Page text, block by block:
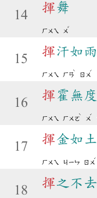
14
揮舞
ㄏㄨㄟ ㄨ
ˇ
15
揮汗如雨
ㄏㄨㄟ ㄏㄢ
ˋ
ㄖㄨ
ˊ
16
揮霍無度
ㄏㄨㄟ ㄏㄨㄛ
ˋ
ㄨ
ˊ
17
揮金如土
ㄏㄨㄟ ㄐㄧㄣ ㄖㄨ
ˊ
18
揮之不去